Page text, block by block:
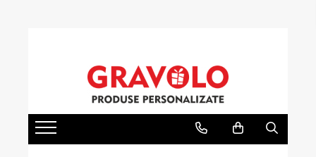
Tricouri personalizate cu poză, text
Căni Personalizate – Creează Cana
Perfectă cu Poză, Nume, Text sau
Rame foto personalizate
Hanorac Pescuit
Tricouri pentru pescari
Sapca Pescar
Cadouri Femei
Cadouri de Craciun
Cadouri de Paște
Cadouri de 8 Martie